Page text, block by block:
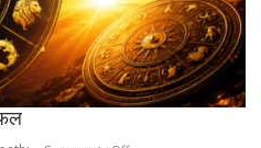
उतरे
युवा,
क्या
हैं
उनकी